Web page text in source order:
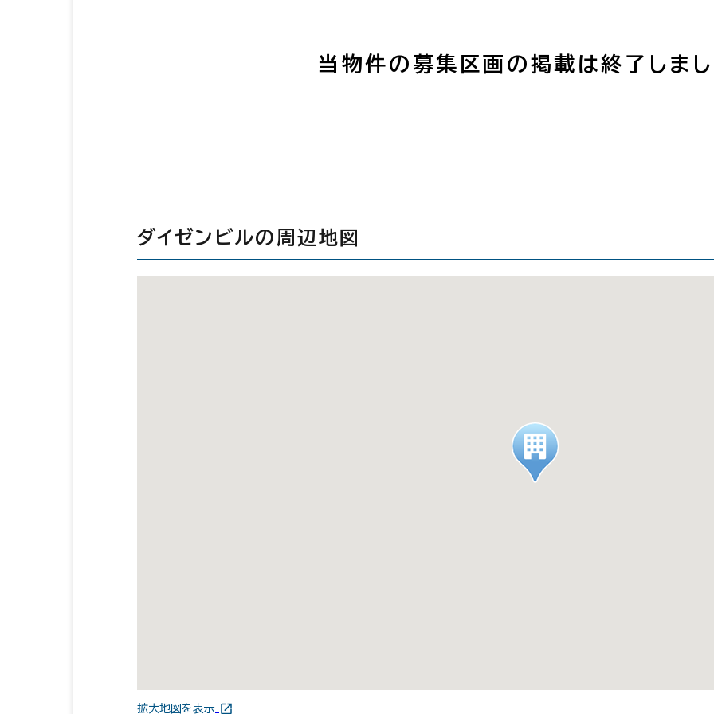
当物件の募集区画の掲載は終了しまし
ダイゼンビルの周辺地図
拡大地図を表示